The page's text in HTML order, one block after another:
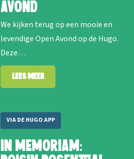
Avond
We kijken terug op een mooie en
levendige Open Avond op de Hugo.
Deze…
Lees meer
VIA DE HUGO APP
In memoriam: